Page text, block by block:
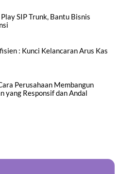
SIP Trunk, Bantu Bisnis
: Kunci Kelancaran Arus Kas
Perusahaan Membangun
yang Responsif dan Andal